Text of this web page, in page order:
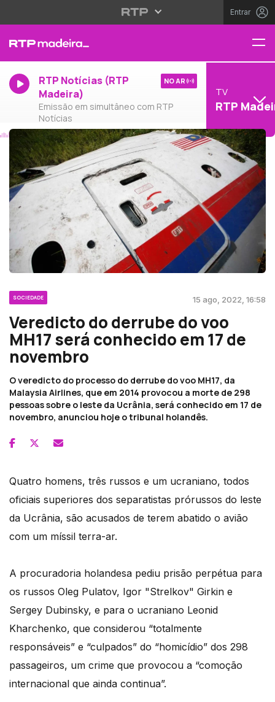
Entrar
RTP Notícias (RTP
Madeira)
Emissão em simultâneo com RTP
Notícias
NO AR
TV
RTP
SOCIEDADE 15 ago, 2022, 16:58
Veredicto do derrube do voo
MH17 será conhecido em 17 de
novembro
O veredicto do processo do derrube do voo MH17, da
Malaysia Airlines, que em 2014 provocou a morte de 298
pessoas sobre o leste da Ucrânia, será conhecido em 17 de
novembro, anunciou hoje o tribunal holandês.
Quatro homens, três russos e um ucraniano, todos
oficiais superiores dos separatistas prórussos do leste
da Ucrânia, são acusados de terem abatido o avião
com um míssil terra-ar.
A procuradoria holandesa pediu prisão perpétua para
os russos Oleg Pulatov, Igor "Strelkov" Girkin e
Sergey Dubinsky, e para o ucraniano Leonid
Kharchenko, que considerou “totalmente
responsáveis” e “culpados” do “homicídio” dos 298
passageiros, um crime que provocou a “comoção
internacional que ainda continua”.